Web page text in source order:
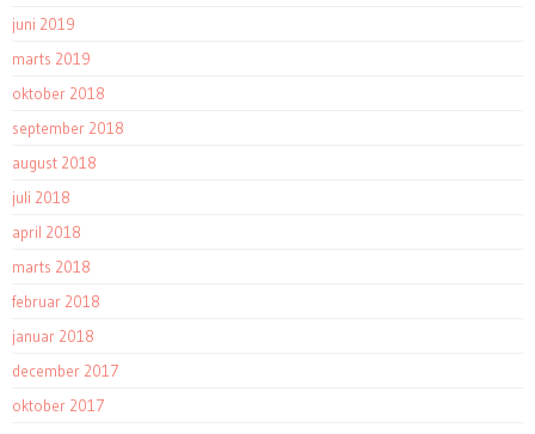
juni 2019
marts 2019
oktober 2018
september 2018
august 2018
juli 2018
april 2018
marts 2018
februar 2018
januar 2018
december 2017
oktober 2017